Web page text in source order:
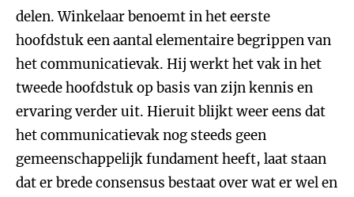
delen. Winkelaar benoemt in het eerste
hoofdstuk een aantal elementaire begrippen van
het communicatievak. Hij werkt het vak in het
tweede hoofdstuk op basis van zijn kennis en
ervaring verder uit. Hieruit blijkt weer eens dat
het communicatievak nog steeds geen
gemeenschappelijk fundament heeft, laat staan
dat er brede consensus bestaat over wat er wel en